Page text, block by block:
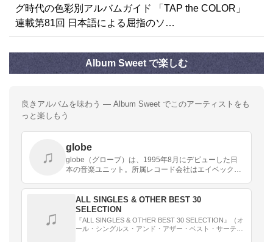
グ時代の色彩別アルバムガイド 「TAP the COLOR」
連載第81回 日本語による屈指のソ…
Album Sweet で楽しむ
良きアルバムを味わう — Album Sweet でこのアーティストをも
っと楽しもう
♫
globe
globe（グローブ）は、1995年8月にデビューした日
本の音楽ユニット。所属レコード会社はエイベック
globe。
♫
ALL SINGLES & OTHER BEST 30
SELECTION
『ALL SINGLES & OTHER BEST 30 SELECTION』（オ
ール・シングルス・アンド・アザー・ベスト・サーティ